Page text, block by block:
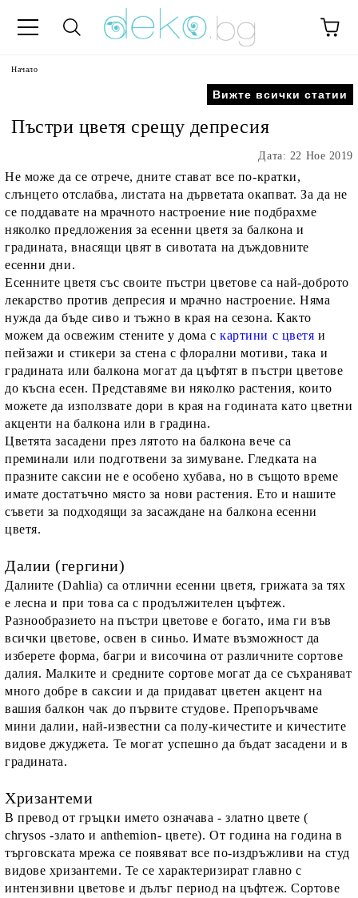
Начало
Вижте всички статии
Пъстри цветя срещу депресия
Дата: 22 Ное 2019
Не може да се отрече, дните стават все по-кратки,
слънцето отслабва, листата на дърветата окапват. За да не
се поддавате на мрачното настроение ние подбрахме
няколко предложения за есенни цветя за балкона и
градината, внасящи цвят в сивотата на дъждовните
есенни дни.
Есенните цветя със своите пъстри цветове са най-доброто
лекарство против депресия и мрачно настроение. Няма
нужда да бъде сиво и тъжно в края на сезона. Както
можем да освежим стените у дома скартини с цветяи
пейзажи и стикери за стена с флорални мотиви, така и
градината или балкона могат да цъфтят в пъстри цветове
до късна есен. Представяме ви няколко растения, които
можете да използвате дори в края на годината като цветни
акценти на балкона или в градина.
Цветята засадени през лятото на балкона вече са
преминали или подготвени за зимуване. Гледката на
празните саксии не е особено хубава, но в същото време
имате достатъчно място за нови растения. Ето и нашите
съвети за подходящи за засаждане на балкона есенни
цветя.
Далии (гергини)
Далиите (Dahlia) са отлични есенни цветя, грижата за тях
е лесна и при това са с продължителен цъфтеж.
Разнообразието на пъстри цветове е богато, има ги във
всички цветове, освен в синьо. Имате възможност да
изберете форма, багри и височина от различните сортове
далия. Малките и средните сортове могат да се съхраняват
много добре в саксии и да придават цветен акцент на
вашия балкон чак до първите студове. Препоръчваме
мини далии, най-известни са полу-кичестите и кичестите
видове джуджета. Те могат успешно да бъдат засадени и в
градината.
Хризантеми
В пpевод от гръцки имeто означава - златно цвете (
сhrуѕоѕ -злато и аnthеmіоn- цвете). От година на година в
търговската мрежа се появяват все по-издръжливи на студ
видове хризантеми. Те се характеризират главно с
интензивни цветове и дълъг период на цъфтеж. Сортове